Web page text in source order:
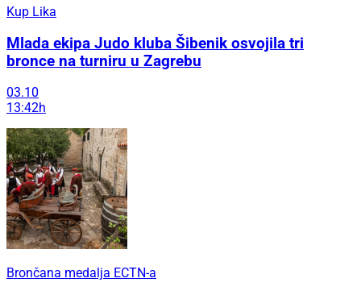
Kup Lika
Mlada ekipa Judo kluba Šibenik osvojila tri
bronce na turniru u Zagrebu
03.10
13:42h
Brončana medalja ECTN-a